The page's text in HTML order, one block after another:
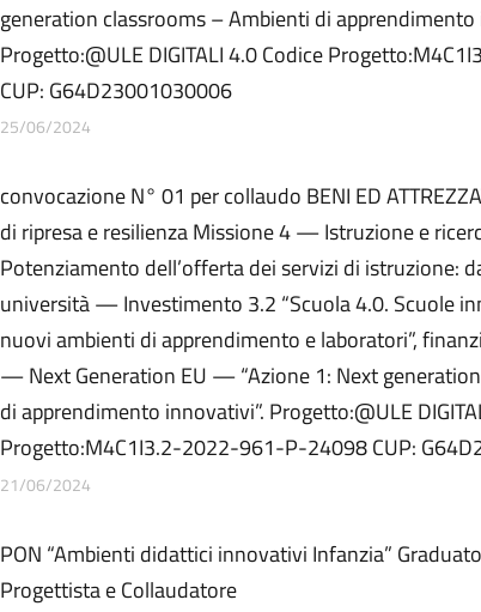
generation classrooms – Ambienti di apprendimento
Progetto:@ULE DIGITALI 4.0 Codice
CUP: G64D23001030006
25/06/2024
convocazione N° 01 per collaudo BENI ED
di ripresa e resilienza Missione 4 — Istruzione e
Potenziamento dell’offerta dei servizi di istruzione:
università — Investimento 3.2 “Scuola 4.0. Scuole
nuovi ambienti di apprendimento e laboratori”,
— Next Generation EU — “Azione 1: Next
di apprendimento innovativi”. Progetto:@ULE
Progetto:M4C1I3.2-2022-961-P-24098 CUP:
21/06/2024
PON “Ambienti didattici innovativi Infanzia”
Progettista e Collaudatore